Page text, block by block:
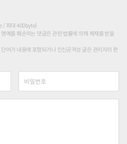
/ 최대 400byte)
예를 훼손하는 댓글은 관련 법률에 의해 제재를 받을
어가 내용에 포함되거나 인신공격성 글은 관리자의 판